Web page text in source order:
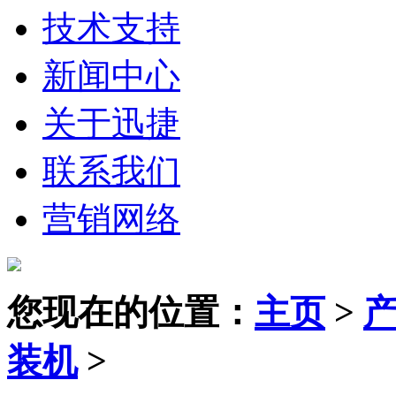
技术支持
新闻中心
关于迅捷
联系我们
营销网络
您现在的位置： 主页>
装机>